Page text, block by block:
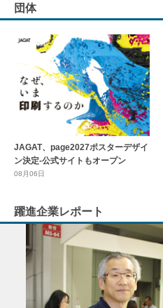
団体
JAGAT、page2027ポスターデザイ
ン決定-公式サイトもオープン
08月06日
躍進企業レポート